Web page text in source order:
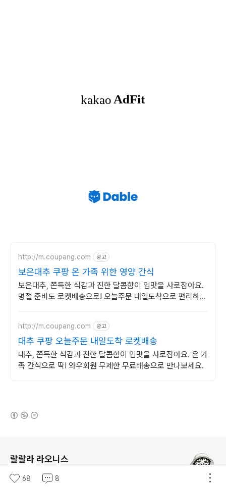
http://m.coupang.com 광고
보은대추 쿠팡 온 가족 위한 영양 간식
보은대추, 쫀득한 식감과 진한 달콤함이 입맛을 사로잡아요.
명절 준비도 로켓배송으로! 오늘주문 내일도착으로 편리하게
http://m.coupang.com 광고
대추 쿠팡 오늘주문 내일도착 로켓배송
대추, 쫀득한 식감과 진한 달콤함이 입맛을 사로잡아요. 온 가
족 간식으로 딱! 와우회원 무제한 무료배송으로 만나보세요.
랄랄라 라오니스
분야 크리에이터
68 8